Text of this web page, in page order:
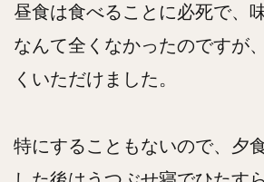
昼食は食べることに必死で、
なんて全くなかったのですが
くいただけました。
特にすることもないので、夕